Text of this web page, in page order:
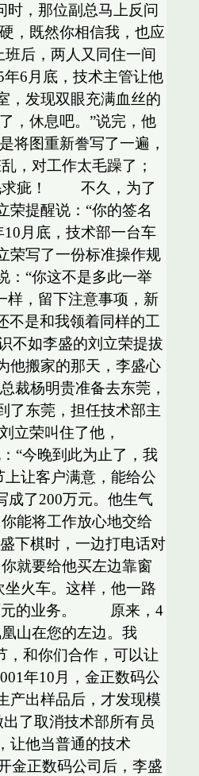
时，那位副总马上反问
，既然你相信我，也应
后，两人又同住一间
6月底，技术主管让他
，发现双眼充满血丝的
，休息吧。”说完，他
图重新誊写了一遍，
，对工作太毛躁了；
毛求疵！ 不久，为了
荣提醒说：“你的签名
月底，技术部一台车
荣写了一份标准操作规
：“你这不是多此一举
样，留下注意事项，新
是和我领着同样的工
不如李盛的刘立荣提拔
搬家的那天，李盛心
杨明贵准备去东莞，
了东莞，担任技术部主
荣叫住了他，
“今晚到此为止了，我
让客户满意，能给公
了200万元。他生气
能将工作放心地交给
下棋时，一边打电话对
就要给他买左边靠窗
火车。这样，他一路
万元的业务。 原来，4
山在您的左边。我
，和你们合作，可以让
年10月，金正数码公
产出样品后，才发现模
了取消技术部所有员
让他当普通的技术
正数码公司后，李盛